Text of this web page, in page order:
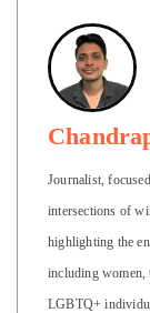
Journalist,
intersections of
highlighting the
including women,
LGBTQ+